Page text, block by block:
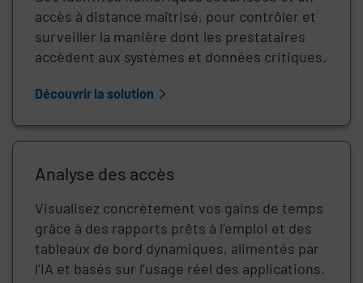
accès à distance maîtrisé, pour contrôler et
surveiller la manière dont les prestataires
accèdent aux systèmes et données critiques.
Découvrir la solution
Analyse des accès
Visualisez concrètement vos gains de temps
grâce à des rapports prêts à l’emploi et des
tableaux de bord dynamiques, alimentés par
l’IA et basés sur l’usage réel des applications.